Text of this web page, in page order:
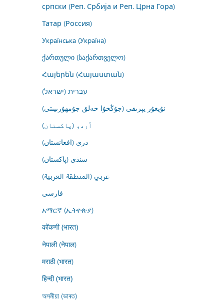
српски (Реп. Србија и Реп. Црна Гора)
Татар (Россия)
Українська (Україна)
ქართული (საქართველო)
Հայերեն (Հայաստան)
עברית (ישראל)
ئۇيغۇر يېزىقى (جۇڭخۇا خەلق جۇمھۇرىيىتى)
اُردو (پاکستان)
درى (افغانستان)
سنڌي (پاکستان)
عربي (المنطقة العربية)
فارسى
አማርኛ (ኢትዮጵያ)
कोंकणी (भारत)
नेपाली (नेपाल)
मराठी (भारत)
हिन्दी (भारत)
অসমীয়া (ভাৰত)